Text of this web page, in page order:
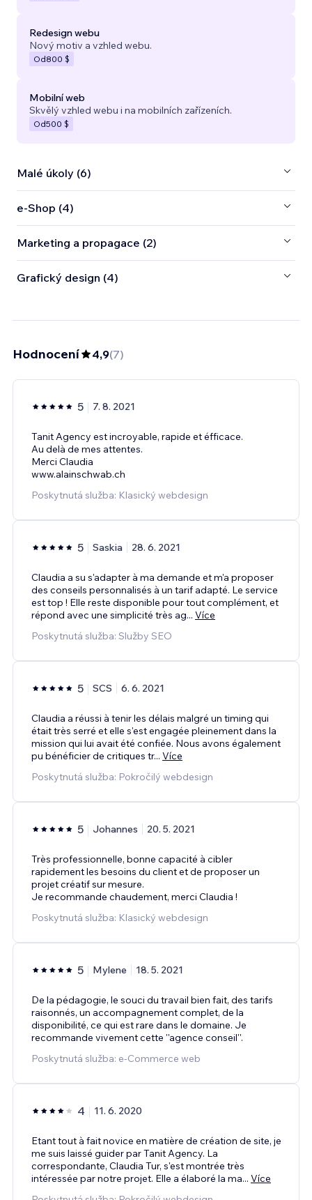
Redesign webu
Nový motiv a vzhled webu.
Od800 $
Mobilní web
Skvělý vzhled webu i na mobilních zařízeních.
Od500 $
Malé úkoly (6)
e‑Shop (4)
Marketing a propagace (2)
Grafický design (4)
Hodnocení 4,9(7)
5 7. 8. 2021
Tanit Agency est incroyable, rapide et éfficace.
Au delà de mes attentes.
Merci Claudia
www.alainschwab.ch
Poskytnutá služba: Klasický webdesign
5 Saskia 28. 6. 2021
Claudia a su s'adapter à ma demande et m'a proposer
des conseils personnalisés à un tarif adapté. Le service
est top ! Elle reste disponible pour tout complément, et
répond avec une simplicité très ag... Více
Poskytnutá služba: Služby SEO
5 SCS 6. 6. 2021
Claudia a réussi à tenir les délais malgré un timing qui
était très serré et elle s'est engagée pleinement dans la
mission qui lui avait été confiée. Nous avons également
pu bénéficier de critiques tr... Více
Poskytnutá služba: Pokročilý webdesign
5 Johannes 20. 5. 2021
Très professionnelle, bonne capacité à cibler
rapidement les besoins du client et de proposer un
projet créatif sur mesure.
Je recommande chaudement, merci Claudia !
Poskytnutá služba: Klasický webdesign
5 Mylene 18. 5. 2021
De la pédagogie, le souci du travail bien fait, des tarifs
raisonnés, un accompagnement complet, de la
disponibilité, ce qui est rare dans le domaine. Je
recommande vivement cette ''agence conseil''.
Poskytnutá služba: e‑Commerce web
4 11. 6. 2020
Etant tout à fait novice en matière de création de site, je
me suis laissé guider par Tanit Agency. La
correspondante, Claudia Tur, s'est montrée très
intéressée par notre projet. Elle a élaboré la ma... Více